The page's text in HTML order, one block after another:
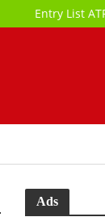
Entry List
Ads